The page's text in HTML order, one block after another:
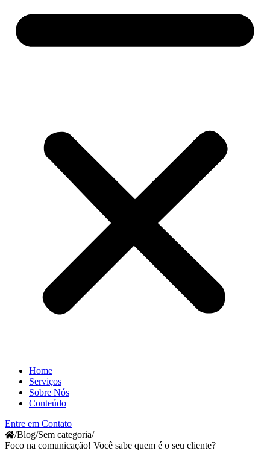
Home
Serviços
Sobre Nós
Conteúdo
Entre em Contato
/Blog/Sem categoria/
Foco na comunicação! Você sabe quem é o seu cliente?